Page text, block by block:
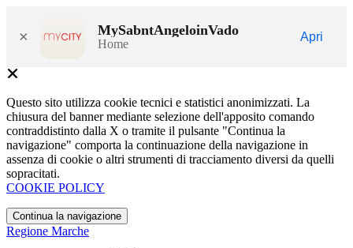
× MySabntAngeloinVado
Home
Apri
Questo sito utilizza cookie tecnici e statistici anonimizzati. La
chiusura del banner mediante selezione dell'apposito comando
contraddistinto dalla X o tramite il pulsante "Continua la
navigazione" comporta la continuazione della navigazione in
assenza di cookie o altri strumenti di tracciamento diversi da quelli
sopracitati.
COOKIE POLICY
Continua la navigazione
Regione Marche